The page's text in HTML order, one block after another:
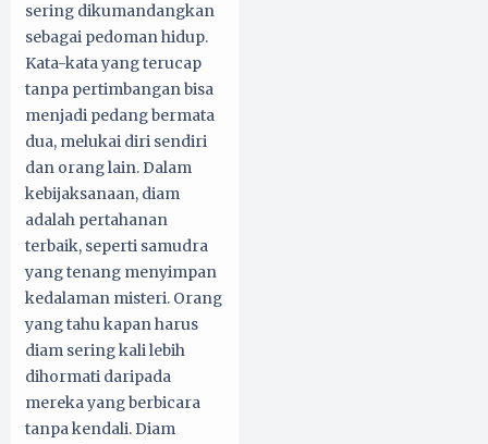
sering dikumandangkan
sebagai pedoman hidup.
Kata-kata yang terucap
tanpa pertimbangan bisa
menjadi pedang bermata
dua, melukai diri sendiri
dan orang lain. Dalam
kebijaksanaan, diam
adalah pertahanan
terbaik, seperti samudra
yang tenang menyimpan
kedalaman misteri. Orang
yang tahu kapan harus
diam sering kali lebih
dihormati daripada
mereka yang berbicara
tanpa kendali. Diam